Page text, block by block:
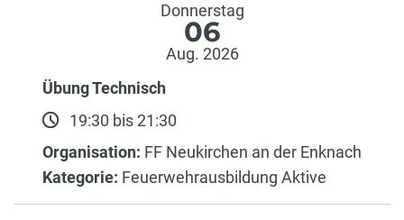
Donnerstag
06
Aug. 2026
Übung Technisch
19:30 bis 21:30
Organisation: FF Neukirchen an der Enknach
Kategorie: Feuerwehrausbildung Aktive